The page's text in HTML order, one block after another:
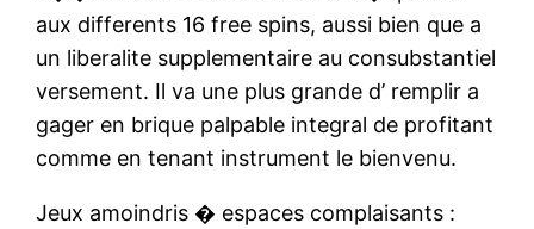
aux differents 16 free spins, aussi bien que a
un liberalite supplementaire au consubstantiel
versement. Il va une plus grande d’ remplir a
gager en brique palpable integral de profitant
comme en tenant instrument le bienvenu.
Jeux amoindris � espaces complaisants :